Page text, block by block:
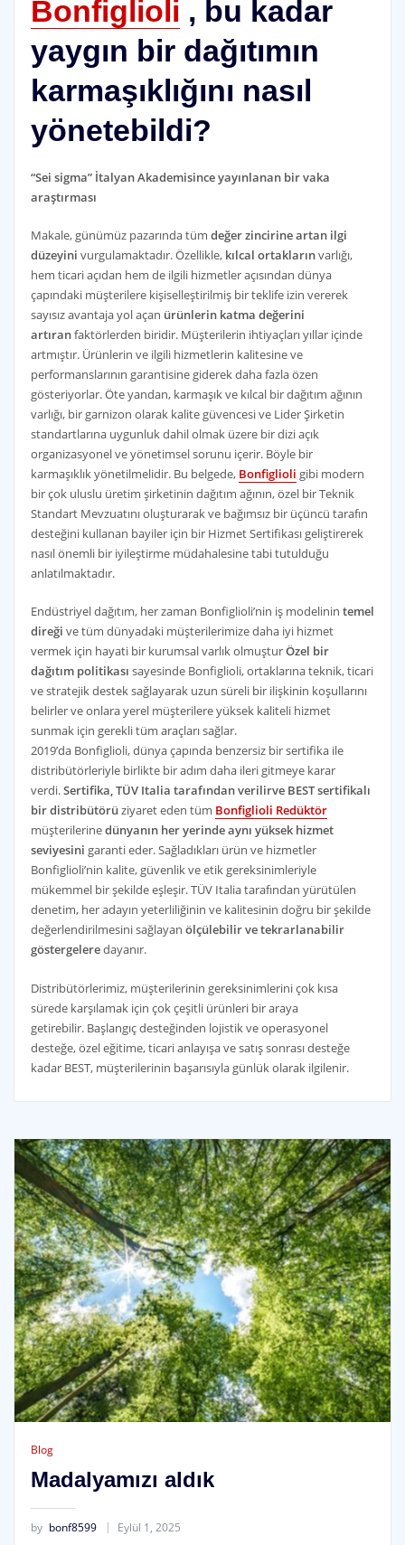
Bonfiglioli , bu kadar
yaygın bir dağıtımın
karmaşıklığını nasıl
yönetebildi?
“Sei sigma” İtalyan Akademisince yayınlanan bir vaka
araştırması
Makale, günümüz pazarında tüm değer zincirine artan ilgi
düzeyini vurgulamaktadır. Özellikle, kılcal ortaklarınvarlığı,
hem ticari açıdan hem de ilgili hizmetler açısından dünya
çapındaki müşterilere kişiselleştirilmiş bir teklife izin vererek
sayısız avantaja yol açan ürünlerin katma değerini
artıranfaktörlerden biridir. Müşterilerin ihtiyaçları yıllar içinde
artmıştır. Ürünlerin ve ilgili hizmetlerin kalitesine ve
performanslarının garantisine giderek daha fazla özen
gösteriyorlar. Öte yandan, karmaşık ve kılcal bir dağıtım ağının
varlığı, bir garnizon olarak kalite güvencesi ve Lider Şirketin
standartlarına uygunluk dahil olmak üzere bir dizi açık
organizasyonel ve yönetimsel sorunu içerir. Böyle bir
karmaşıklık yönetilmelidir. Bu belgede, Bonfiglioli gibi modern
bir çok uluslu üretim şirketinin dağıtım ağının, özel bir Teknik
Standart Mevzuatını oluşturarak ve bağımsız bir üçüncü tarafın
desteğini kullanan bayiler için bir Hizmet Sertifikası geliştirerek
nasıl önemli bir iyileştirme müdahalesine tabi tutulduğu
anlatılmaktadır.
Endüstriyel dağıtım, her zaman Bonfiglioli’nin iş modelinin temel
direği ve tüm dünyadaki müşterilerimize daha iyi hizmet
vermek için hayati bir kurumsal varlık olmuşturÖzel bir
dağıtım politikası sayesinde Bonfiglioli, ortaklarına teknik, ticari
ve stratejik destek sağlayarak uzun süreli bir ilişkinin koşullarını
belirler ve onlara yerel müşterilere yüksek kaliteli hizmet
sunmak için gerekli tüm araçları sağlar.
2019’da Bonfiglioli, dünya çapında benzersiz bir sertifika ile
distribütörleriyle birlikte bir adım daha ileri gitmeye karar
verdi.Sertifika, TÜV Italia tarafından verilirve BEST sertifikalı
bir distribütörüziyaret eden tüm Bonfiglioli Redüktör
müşterilerinedünyanın her yerinde aynı yüksek hizmet
seviyesini garanti eder. Sağladıkları ürün ve hizmetler
Bonfiglioli’nin kalite, güvenlik ve etik gereksinimleriyle
mükemmel bir şekilde eşleşir. TÜV Italia tarafından yürütülen
denetim, her adayın yeterliliğinin ve kalitesinin doğru bir şekilde
değerlendirilmesini sağlayan ölçülebilir ve tekrarlanabilir
göstergeleredayanır.
Distribütörlerimiz, müşterilerinin gereksinimlerini çok kısa
sürede karşılamak için çok çeşitli ürünleri bir araya
getirebilir. Başlangıç desteğinden lojistik ve operasyonel
desteğe, özel eğitime, ticari anlayışa ve satış sonrası desteğe
kadar BEST, müşterilerinin başarısıyla günlük olarak ilgilenir.
Blog
Madalyamızı aldık
by bonf8599 Eylül 1, 2025